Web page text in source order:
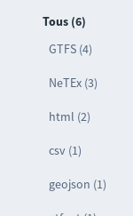
Tous (6)
GTFS (4)
NeTEx (3)
html (2)
csv (1)
geojson (1)